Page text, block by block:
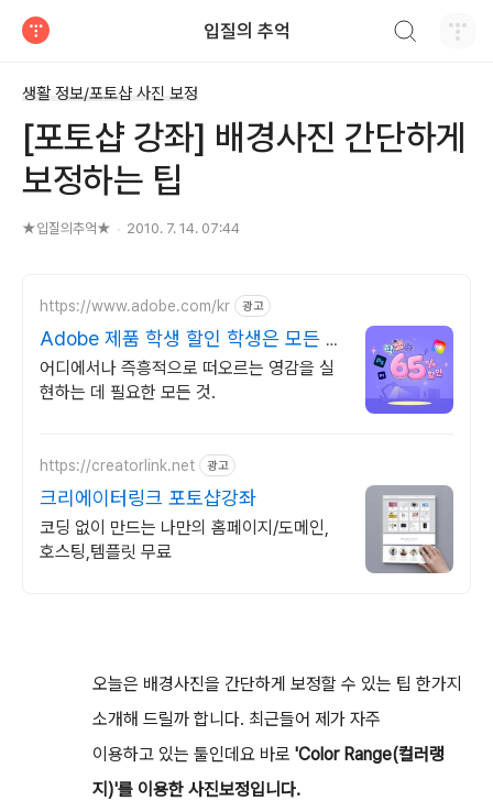
입질의 추억
생활 정보/포토샵 사진 보정
[포토샵 강좌] 배경사진 간단하게
보정하는 팁
★입질의추억★ 2010. 7. 14. 07:44
https://www.adobe.com/kr 광고
Adobe 제품 학생 할인 학생은 모든 앱
65% 할인
어디에서나 즉흥적으로 떠오르는 영감을 실
현하는 데 필요한 모든 것.
https://creatorlink.net 광고
크리에이터링크 포토샵강좌
코딩 없이 만드는 나만의 홈페이지/도메인,
호스팅,템플릿 무료
오늘은 배경사진을 간단하게 보정할 수 있는 팁 한가지
소개해 드릴까 합니다. 최근들어 제가 자주
이용하고 있는 툴인데요 바로 'Color Range(컬러랭
지)'를 이용한 사진보정입니다.